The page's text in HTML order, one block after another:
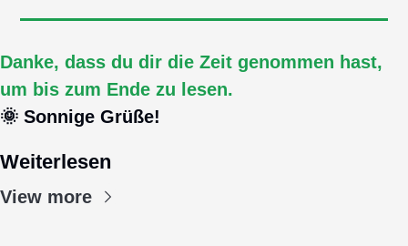
Danke, dass du dir die Zeit genommen hast,
um bis zum Ende zu lesen.
🌞 Sonnige Grüße!
Weiterlesen
View more